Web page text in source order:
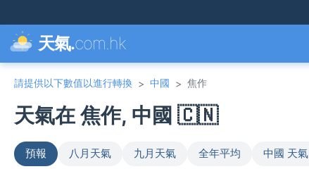
天氣.com.hk
請提供以下數值以進行轉換 > 中國 > 焦作
天氣在 焦作, 中國 🇨🇳
預報 八月天氣 九月天氣 全年平均 中國 天氣